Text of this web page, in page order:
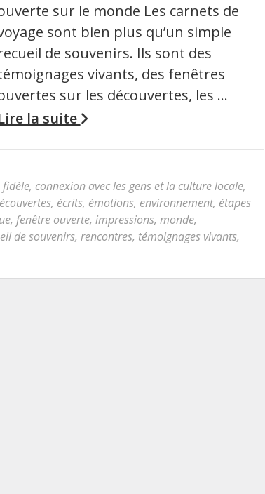
sur le monde Les carnets de
sont bien plus qu’un simple
de souvenirs. Ils sont des
vivants, des fenêtres
sur les découvertes, les …
la suite
fidèle, connexion avec les gens et la culture locale,
, écrits, émotions, environnement, étapes
, fenêtre ouverte, impressions, monde,
de souvenirs, rencontres, témoignages vivants,